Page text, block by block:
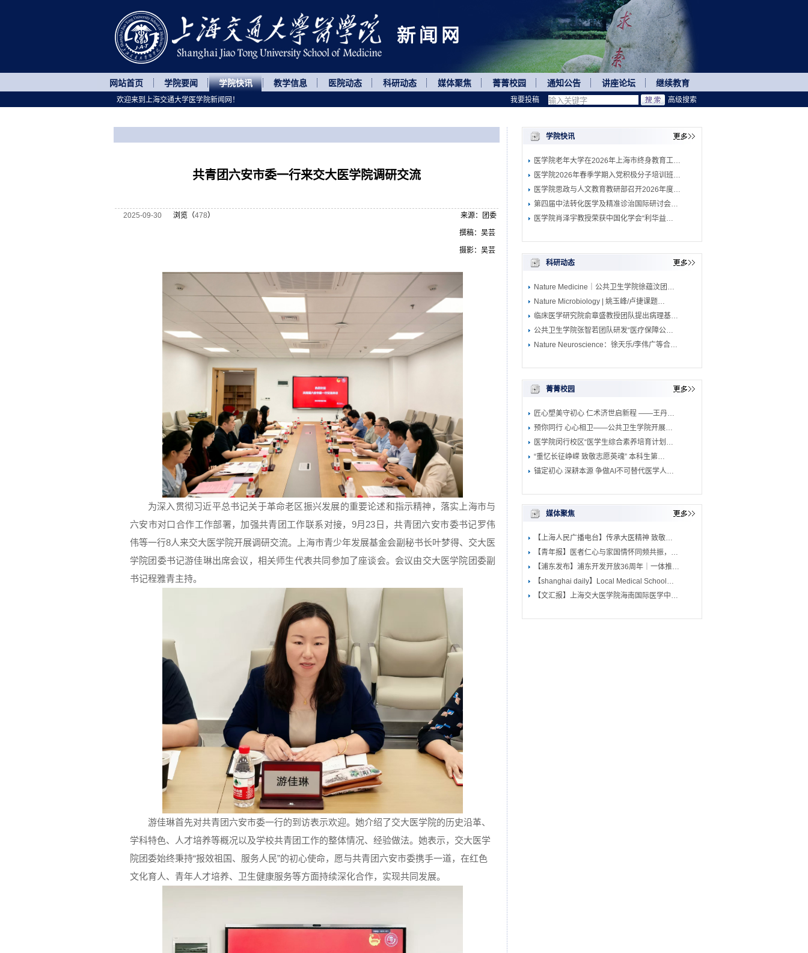
网站首页 学院要闻 学院快讯 教学信息 医院动态 科研动态 媒体聚焦 菁菁校园 通知公告 讲座论坛 继续教育
共青团六安市委一行来交大医学院调研交流
2025-09-30 浏览（478） 来源：团委
撰稿：吴芸
摄影：吴芸
为深入贯彻习近平总书记关于革命老区振兴发展的重要论述和指示精神，落实上海市与
六安市对口合作工作部署，加强共青团工作联系对接，9月23日，共青团六安市委书记罗伟
伟等一行8人来交大医学院开展调研交流。上海市青少年发展基金会副秘书长叶梦得、交大医
学院团委书记游佳琳出席会议，相关师生代表共同参加了座谈会。会议由交大医学院团委副
书记程雅青主持。
游佳琳首先对共青团六安市委一行的到访表示欢迎。她介绍了交大医学院的历史沿革、
学科特色、人才培养等概况以及学校共青团工作的整体情况、经验做法。她表示，交大医学
院团委始终秉持“报效祖国、服务人民”的初心使命，愿与共青团六安市委携手一道，在红色
文化育人、青年人才培养、卫生健康服务等方面持续深化合作，实现共同发展。
高级搜索
学院快讯
医学院老年大学在2026年上海市终身教育工…
医学院2026年春季学期入党积极分子培训班…
医学院思政与人文教育教研部召开2026年度…
第四届中法转化医学及精准诊治国际研讨会…
医学院肖泽宇教授荣获中国化学会“利华益…
科研动态
Nature Medicine｜公共卫生学院徐蕴汶团…
Nature Microbiology | 姚玉峰/卢捷课题…
临床医学研究院俞章盛教授团队提出病理基…
公共卫生学院张智若团队研发“医疗保障公…
Nature Neuroscience：徐天乐/李伟广等合…
菁菁校园
匠心塑美守初心 仁术济世启新程 ——王丹…
预你同行 心心相卫——公共卫生学院开展…
医学院闵行校区“医学生综合素养培育计划…
“重忆长征峥嵘 致敬志愿英魂” 本科生第…
锚定初心 深耕本源 争做AI不可替代医学人…
媒体聚焦
【上海人民广播电台】传承大医精神 致敬…
【青年报】医者仁心与家国情怀同频共振，…
【浦东发布】浦东开发开放36周年｜一体推…
【shanghai daily】Local Medical School…
【文汇报】上海交大医学院海南国际医学中…
欢迎来到上海交通大学医学院新闻网！ 我要投稿